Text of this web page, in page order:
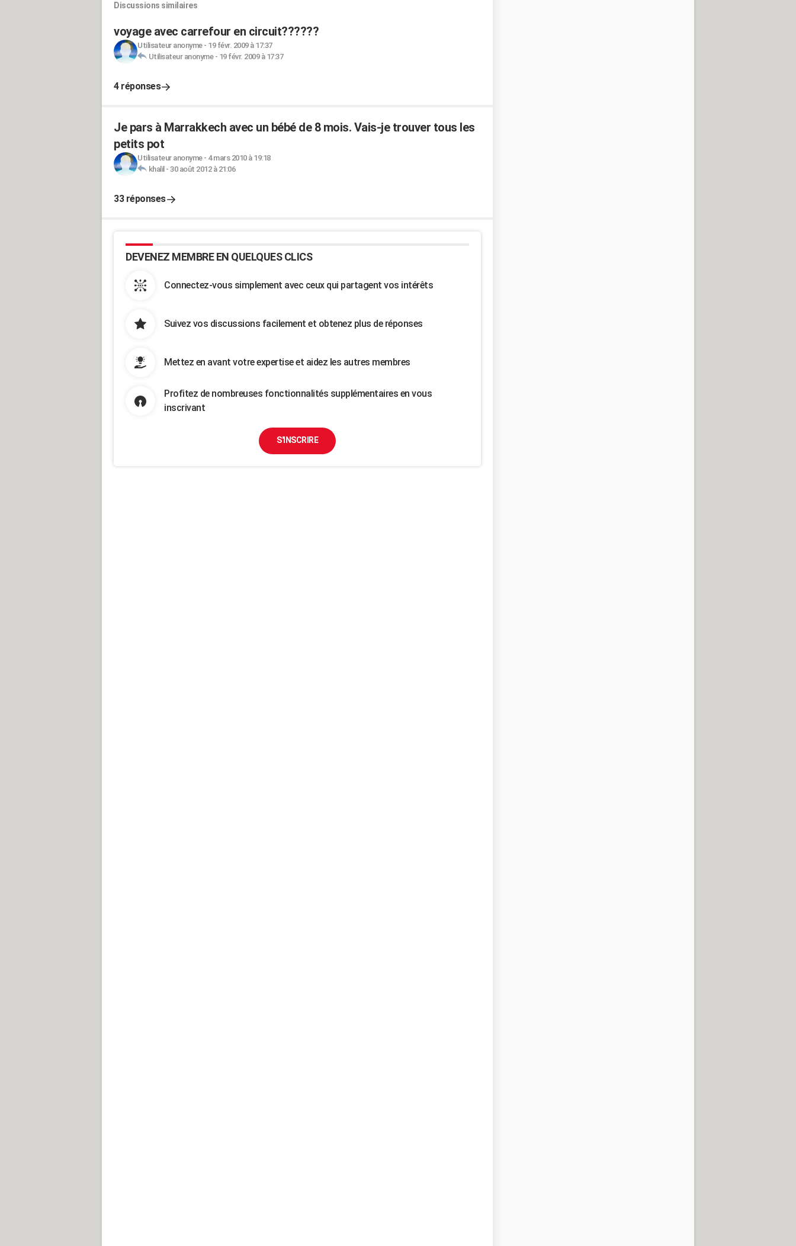
Discussions similaires
voyage avec carrefour en circuit??????
Utilisateur anonyme- 19 févr. 2009 à 17:37
Utilisateur anonyme- 19 févr. 2009 à 17:37
4 réponses
Je pars à Marrakkech avec un bébé de 8 mois. Vais-je trouver tous les
petits pot
Utilisateur anonyme- 4 mars 2010 à 19:18
khalil - 30 août 2012 à 21:06
33 réponses
DEVENEZ MEMBRE EN QUELQUES CLICS
Connectez-vous simplement avec ceux qui partagent vos intérêts
Suivez vos discussions facilement et obtenez plus de réponses
Mettez en avant votre expertise et aidez les autres membres
Profitez de nombreuses fonctionnalités supplémentaires en vous
inscrivant
S'INSCRIRE